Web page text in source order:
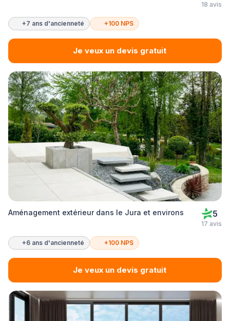
18 avis
+7 ans d'ancienneté +100 NPS
Je veux un devis gratuit
Aménagement extérieur dans le Jura et environs 5
17 avis
+6 ans d'ancienneté +100 NPS
Je veux un devis gratuit